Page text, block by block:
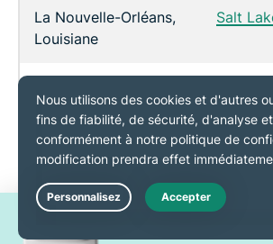
La Nouvelle-Orléans,
Louisiane
Salt
Massachusetts
Virginie
Baltimore, Maryland
Portland, Maine
Seattle,
Gagnez l'un des 30 nouveaux